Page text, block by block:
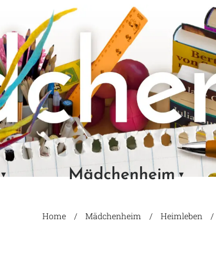
Home Mädchenheim Heimleben
Mädchenheim